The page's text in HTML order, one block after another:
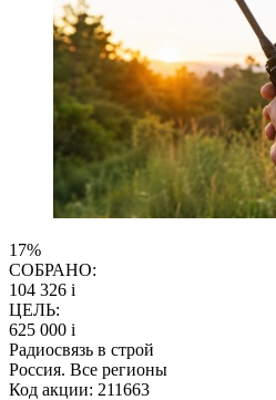
17%
СОБРАНО:
104 326 i
ЦЕЛЬ:
625 000 i
Радиосвязь в строй
Россия. Все регионы
Код акции: 211663